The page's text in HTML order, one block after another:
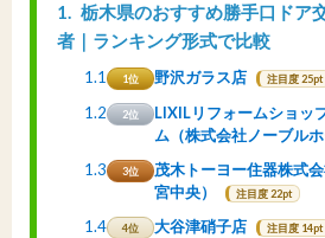
1
栃木県のおすすめ勝手口ドア
者｜ランキング形式で比較
1.1 1位 野沢ガラス店 注目度 25pt
1.2 2位
LIXILリフォームショッ
ム（株式会社ノーブルホ
1.3 3位
茂木トーヨー住器株式
宮中央）
注目度 22pt
1.4 4位 大谷津硝子店 注目度 14pt